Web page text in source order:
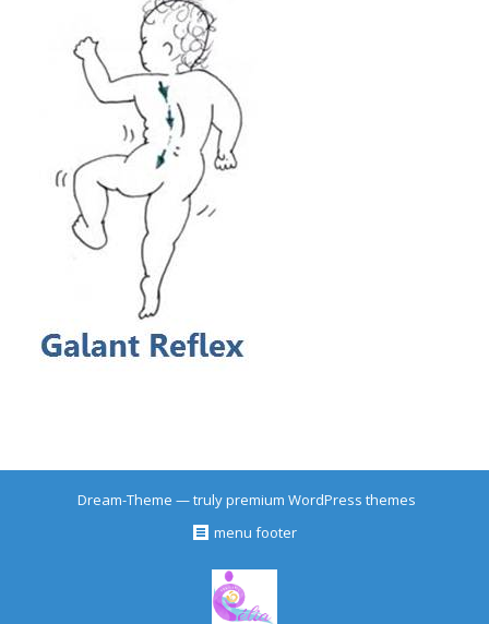
Dream-Theme — trulypremium WordPress themes
menu footer